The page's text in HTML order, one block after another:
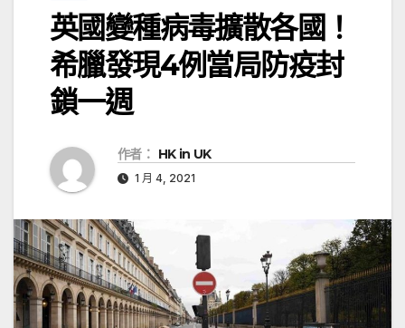
英國變種病毒擴散各國！
希臘發現4例當局防疫封
鎖一週
作者： HK in UK
1 月 4, 2021